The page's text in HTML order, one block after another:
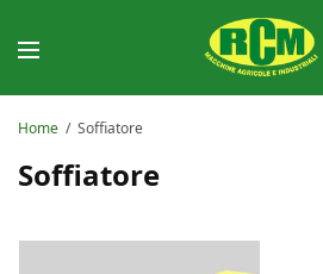
Home / Soffiatore
Soffiatore